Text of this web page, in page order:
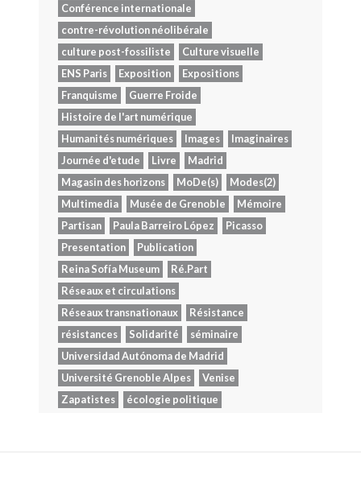
Conférence internationale
contre-révolution néolibérale
culture post-fossiliste
Culture visuelle
ENS Paris
Exposition
Expositions
Franquisme
Guerre Froide
Histoire de l'art numérique
Humanités numériques
Images
Imaginaires
Journée d'etude
Livre
Madrid
Magasin des horizons
MoDe(s)
Modes(2)
Multimedia
Musée de Grenoble
Mémoire
Partisan
Paula Barreiro López
Picasso
Presentation
Publication
Reina Sofía Museum
Ré.Part
Réseaux et circulations
Réseaux transnationaux
Résistance
résistances
Solidarité
séminaire
Universidad Autónoma de Madrid
Université Grenoble Alpes
Venise
Zapatistes
écologie politique